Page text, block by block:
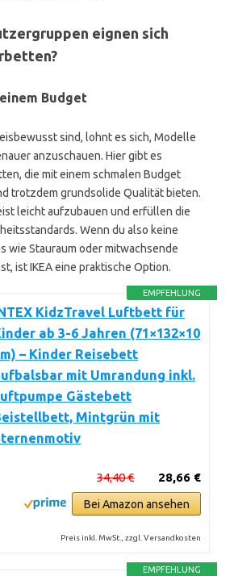
eignen sich
Budget
sind, lohnt es sich, Modelle
anzuschauen. Hier gibt es
die mit einem schmalen Budget
trotzdem grundsolide Qualität bieten.
leicht aufzubauen und erfüllen die
Wenn du also keine
wie Stauraum oder mitwachsende
ist IKEA eine praktische Option.
EMPFEHLUNG
KidzTravel Luftbett für
ab 3-6 Jahren (71×132×10
– Kinder Reisebett
mit Umrandung inkl.
Gästebett
Mintgrün mit
28,66 €
34,40 €
Bei Amazon ansehen
Preis inkl. MwSt., zzgl. Versandkosten
EMPFEHLUNG